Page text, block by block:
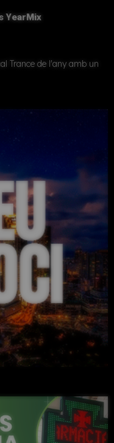
YearMix
Trance de l'any amb un